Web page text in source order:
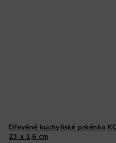
Dřevěné kuchyňské prkénko
23 x 1,6 cm